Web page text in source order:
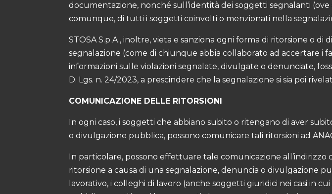
documentazione, nonché sull’identità dei soggetti segnalanti
comunque, di tutti i soggetti coinvolti o menzionati nella
STOSA S.p.A., inoltre, vieta e sanziona ogni forma di ritorsione o
segnalazione (come di chiunque abbia collaborato ad accertare i
informazioni sulle violazioni segnalate, divulgate o denunciate,
D. Lgs. n. 24/2023, a prescindere che la segnalazione si sia poi
COMUNICAZIONE DELLE RITORSIONI
In ogni caso, i soggetti che abbiano subito o ritengano di aver
o divulgazione pubblica, possono comunicare tali ritorsioni ad
In particolare, possono effettuare tale comunicazione
ritorsione a causa di una segnalazione, denuncia o divulgazione
lavorativo, i colleghi di lavoro (anche soggetti giuridici nei casi in